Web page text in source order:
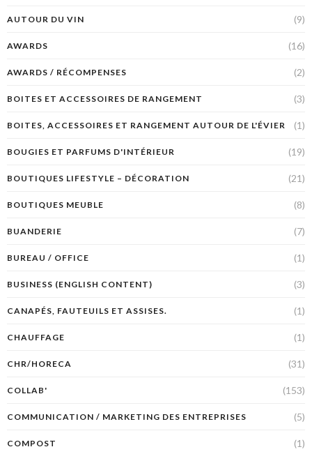
AUTOUR DU VIN (9)
AWARDS (16)
AWARDS / RÉCOMPENSES (2)
BOITES ET ACCESSOIRES DE RANGEMENT (3)
BOITES, ACCESSOIRES ET RANGEMENT AUTOUR DE L'ÉVIER (1)
BOUGIES ET PARFUMS D'INTÉRIEUR (19)
BOUTIQUES LIFESTYLE – DÉCORATION (21)
BOUTIQUES MEUBLE (8)
BUANDERIE (7)
BUREAU / OFFICE (1)
BUSINESS (ENGLISH CONTENT) (3)
CANAPÉS, FAUTEUILS ET ASSISES. (1)
CHAUFFAGE (1)
CHR/HORECA (31)
COLLAB' (153)
COMMUNICATION / MARKETING DES ENTREPRISES (5)
COMPOST (1)